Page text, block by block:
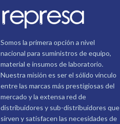
Somos la primera opción a nivel
nacional para suministros de equipo,
material e insumos de laboratorio.
Nuestra misión es ser el sólido vínculo
entre las marcas más prestigiosas del
mercado y la extensa red de
distribuidores y sub-distribuidores que
sirven y satisfacen las necesidades de